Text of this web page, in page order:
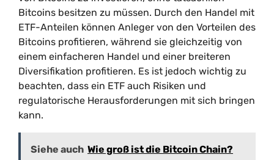
Bitcoins besitzen zu müssen. Durch den Handel mit
ETF-Anteilen können Anleger von den Vorteilen des
Bitcoins profitieren, während sie gleichzeitig von
einem einfacheren Handel und einer breiteren
Diversifikation profitieren. Es ist jedoch wichtig zu
beachten, dass ein ETF auch Risiken und
regulatorische Herausforderungen mit sich bringen
kann.
Siehe auch Wie groß ist die Bitcoin Chain?